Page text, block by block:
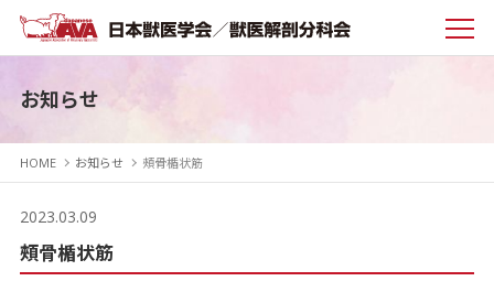
お知らせ
HOME お知らせ 頰骨楯状筋
2023.03.09
頰骨楯状筋